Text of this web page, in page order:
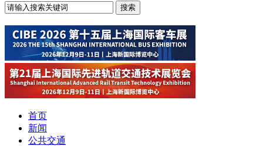
首页
新闻
公共交通